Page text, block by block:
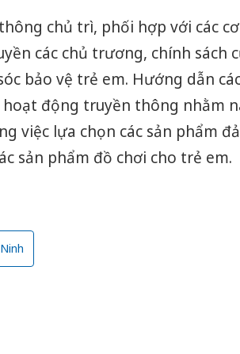
chủ trì, phối hợp với các
các chủ trương, chính sách
bảo vệ trẻ em. Hướng dẫn
động truyền thông nhằm
việc lựa chọn các sản phẩm
sản phẩm đồ chơi cho trẻ em.